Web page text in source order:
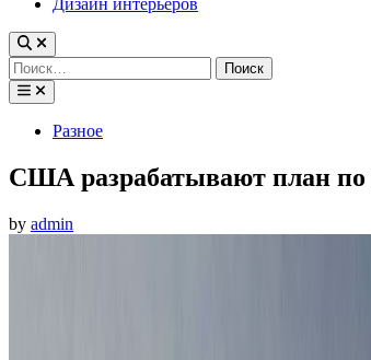
Дизайн интерьеров
Найти:
PostedРазное
США разрабатывают план
by admin